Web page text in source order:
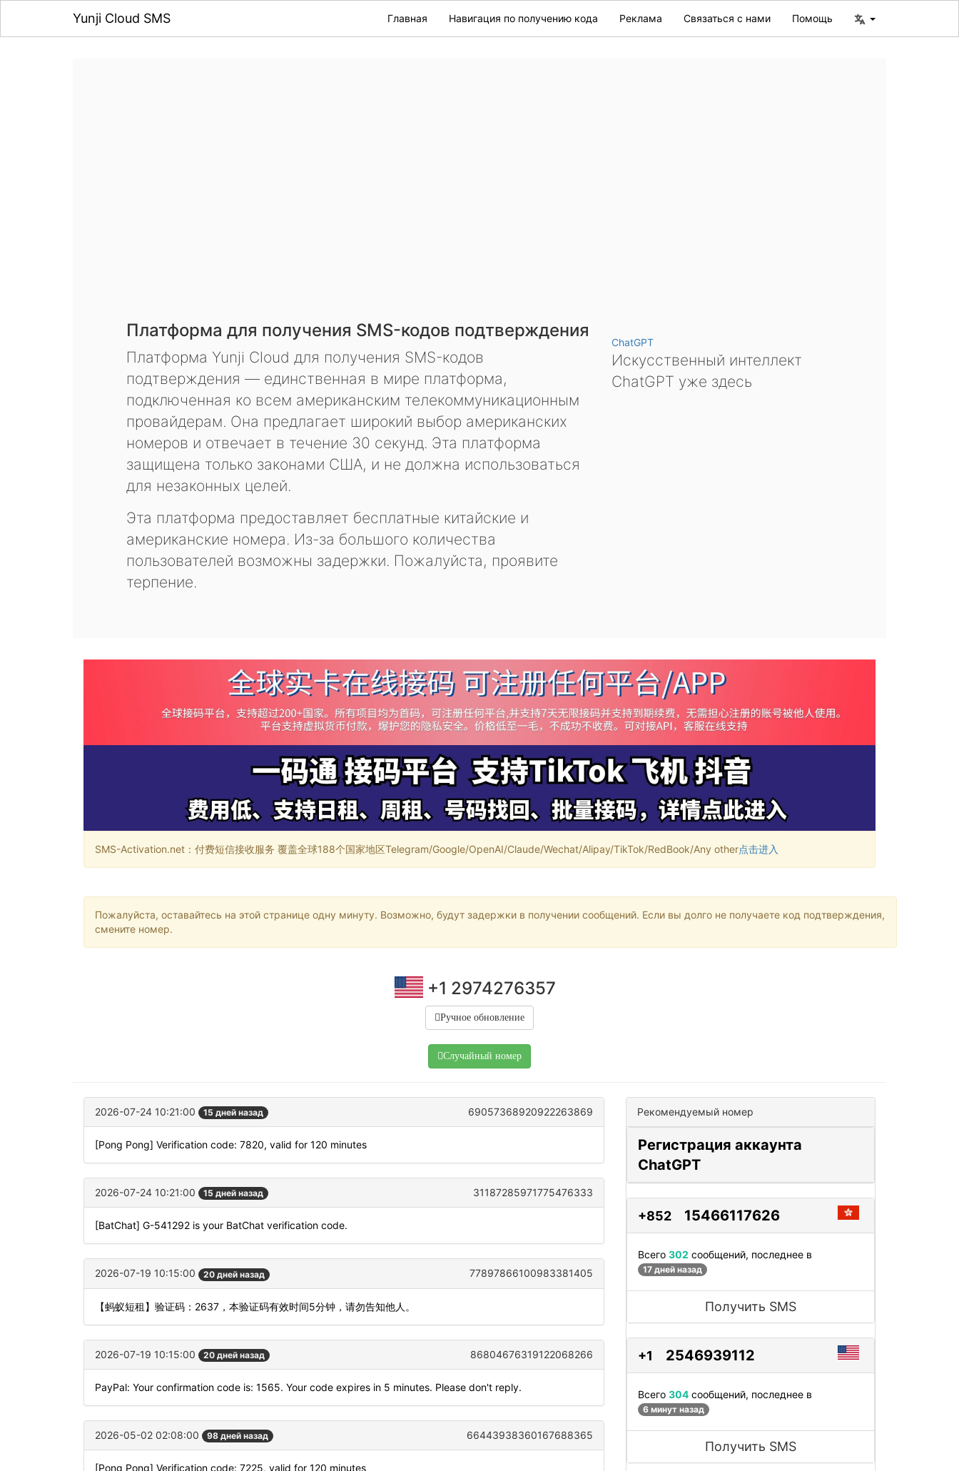
Yunji Cloud SMS Главная Навигация по получению кода Реклама Связаться с нами Помощь
Платформа для получения SMS-кодов подтверждения
Платформа Yunji Cloud для получения SMS-кодов
подтверждения — единственная в мире платформа,
подключенная ко всем американским телекоммуникационным
провайдерам. Она предлагает широкий выбор американских
номеров и отвечает в течение 30 секунд. Эта платформа
защищена только законами США, и не должна использоваться
для незаконных целей.
Эта платформа предоставляет бесплатные китайские и
американские номера. Из-за большого количества
пользователей возможны задержки. Пожалуйста, проявите
терпение.
ChatGPT
Искусственный интеллект
ChatGPT уже здесь
SMS-Activation.net：付费短信接收服务 覆盖全球188个国家地区Telegram/Google/OpenAI/Claude/Wechat/Alipay/TikTok/RedBook/Any other点击进入
Пожалуйста, оставайтесь на этой странице одну минуту. Возможно, будут задержки в получении сообщений. Если вы долго не получаете код подтверждения,
смените номер.
+1 2974276357
Ручное обновление
Случайный номер
2026-07-24 10:21:00 15 дней назад 69057368920922263869
[Pong Pong] Verification code: 7820, valid for 120 minutes
2026-07-24 10:21:00 15 дней назад 31187285971775476333
[BatChat] G-541292 is your BatChat verification code.
2026-07-19 10:15:00 20 дней назад 77897866100983381405
【蚂蚁短租】验证码：2637，本验证码有效时间5分钟，请勿告知他人。
2026-07-19 10:15:00 20 дней назад 86804676319122068266
PayPal: Your confirmation code is: 1565. Your code expires in 5 minutes. Please don't reply.
2026-05-02 02:08:00 98 дней назад 66443938360167688365
[Pong Pong] Verification code: 7225, valid for 120 minutes
Рекомендуемый номер
Регистрация аккаунта
ChatGPT
+852 15466117626
Всего 302 сообщений, последнее в
17 дней назад
Получить SMS
+1 2546939112
Всего 304 сообщений, последнее в
6 минут назад
Получить SMS